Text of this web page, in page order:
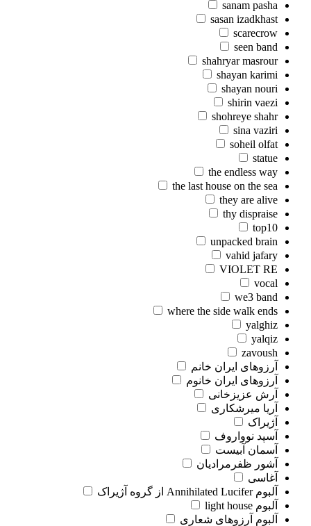
sanam pasha
sasan izadkhast
scarecrow
seen band
shahryar masrour
shayan karimi
shayan nouri
shirin vaezi
shohreye shahr
sina vaziri
soheil olfat
statue
the endless way
the last house on the sea
they are alive
thy dispraise
top10
unpacked brain
vahid jafary
VIOLET RE
vocal
we3 band
where the side walk ends
yalghiz
yalqiz
zavoush
آرزوهای ایران خانم
آرزوهای ایران خانوم
آرش عزیزخانی
آریا میرشکاری
آژیراک
آسپد نوواروف
آسمان آبیست
آشور ظفرمرادیان
آغاسی
آلبوم Annihilated Lucifer از گروه آژیراک
آلبوم light house
آلبوم آرزوهای شعاری